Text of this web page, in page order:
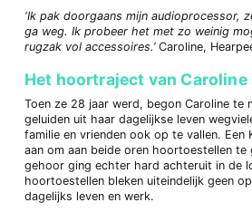
‘Ik pak doorgaans mijn audioprocessor,
ga weg. Ik probeer het met zo weinig
rugzak vol accessoires.’ Caroline,
Het hoortraject van Caroline
Toen ze 28 jaar werd, begon Caroline te
geluiden uit haar dagelijkse leven
familie en vrienden ook op te vallen. Een
aan om aan beide oren hoortoestellen te
gehoor ging echter hard achteruit in de
hoortoestellen bleken uiteindelijk geen
dagelijks leven en werk.